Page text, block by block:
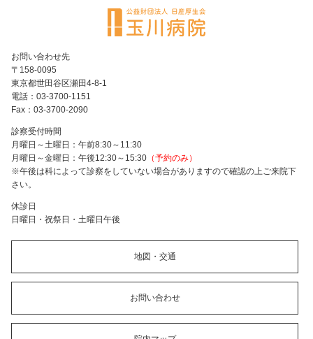
お問い合わせ先
〒158-0095
東京都世田谷区瀬田4-8-1
電話：03-3700-1151
Fax：03-3700-2090
診察受付時間
月曜日～土曜日：午前8:30～11:30
月曜日～金曜日：午後12:30～15:30 （予約のみ）
※午後は科によって診察をしていない場合がありますので確認の上ご来院下
さい。
休診日
日曜日・祝祭日・土曜日午後
地図・交通
お問い合わせ